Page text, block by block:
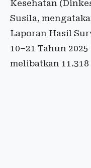
Kesehatan
Susila,
Laporan Hasil
10–21 Tahun
melibatkan